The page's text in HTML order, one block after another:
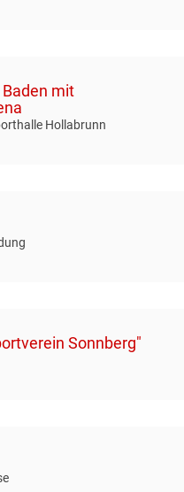
mit
Hollabrunn
Sonnberg"